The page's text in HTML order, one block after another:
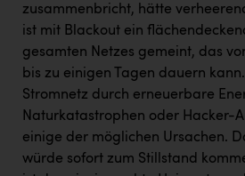
zusammenbricht, hätte
ist mit Blackout ein
gesamten Netzes gemeint, das
bis zu einigen Tagen dauern
Stromnetz durch erneuerbare
Naturkatastrophen oder Hacker-
einige der möglichen Ursachen.
würde sofort zum Stillstand